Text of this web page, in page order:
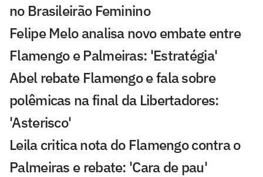
no Brasileirão Feminino
Felipe Melo analisa novo embate entre
Flamengo e Palmeiras: 'Estratégia'
Abel rebate Flamengo e fala sobre
polêmicas na final da Libertadores:
'Asterisco'
Leila critica nota do Flamengo contra o
Palmeiras e rebate: 'Cara de pau'